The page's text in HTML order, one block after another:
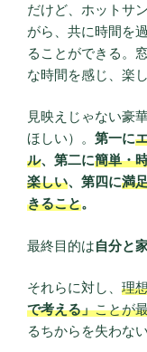
だけど、ホットサ
がら、共に時間を
ることができる。
な時間を感じ、楽
見映えじゃない豪
ほしい）。 第一に
ル、第二に簡単・
楽しい、第四に満
きること。
最終目的は自分と
それらに対し、 理
で考える」ことが
るちからを失わな